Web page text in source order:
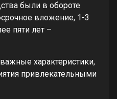
были в обороте
вложение, 1-3
пяти лет –
характеристики,
привлекательными